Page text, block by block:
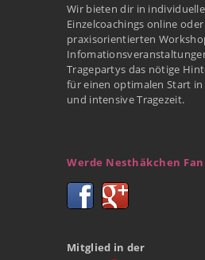
Wir bieten dir in
Einzelcoachings online
praxisorientierten
Tragepartys das nötige
für einen optimalen Start in
und intensive Tragezeit.
Werde Nesthäkchen Fan
Mitglied in der